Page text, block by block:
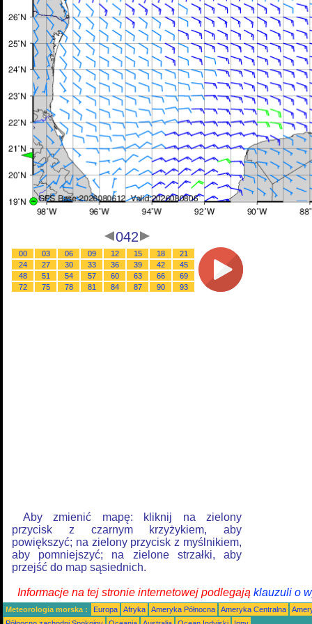
042
00 03 06 09 12 15 18
21
24
27 30 33 36 39 42
45
48
51 54 57 60 63 66
69
72
75 78 81 84 87 90 93
Aby zmienić mapę: kliknij na zielony
przycisk z czarnym krzyżykiem, aby
powiększyć; na zielony przycisk z myślnikiem,
aby pomniejszyć; na zielone strzałki, aby
przejść do map sąsiednich.
Informacje na tej stronie internetowej podlegają klauzuli o
Meteorologia morska : Europa Afryka Ameryka Północna Ameryka Centralna